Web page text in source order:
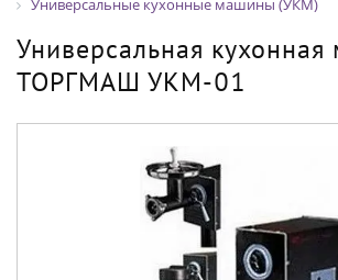
Универсальные кухонные машины (УКМ)
Универсальная
ТОРГМАШ УКМ-01